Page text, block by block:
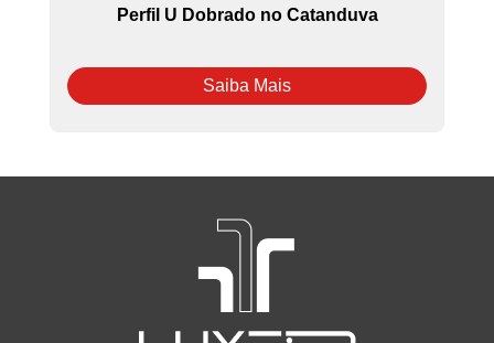
Perfil U Dobrado no Catanduva
Saiba Mais